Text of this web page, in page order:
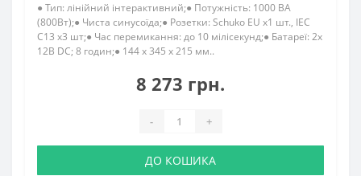
● Тип: лінійний інтерактивний;● Потужність: 1000 ВА
(800Вт);● Чиста синусоїда;● Розетки: Schuko EU x1 шт., IEC
C13 x3 шт;● Час перемикання: до 10 мілісекунд;● Батареї: 2x
12В DC; 8 годин;● 144 х 345 х 215 мм..
8 273 грн.
- +
ДО КОШИКА